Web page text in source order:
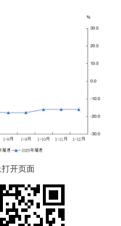
开页面